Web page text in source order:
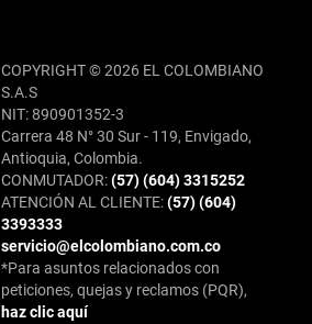
COPYRIGHT © 2026 EL COLOMBIANO
S.A.S
NIT: 890901352-3
Carrera 48 N° 30 Sur - 119, Envigado,
Antioquia, Colombia.
CONMUTADOR:(57) (604) 3315252
ATENCIÓN AL CLIENTE:(57) (604)
3393333
servicio@elcolombiano.com.co
*Para asuntos relacionados con
peticiones, quejas y reclamos (PQR),
haz clic aquí